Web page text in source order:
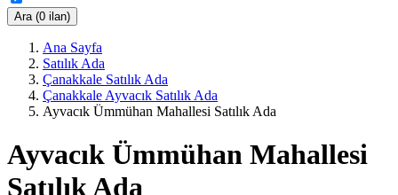
Ara (0 ilan)
Ana Sayfa
Satılık Ada
Çanakkale Satılık Ada
Çanakkale Ayvacık Satılık Ada
Ayvacık Ümmühan Mahallesi Satılık Ada
Ayvacık Ümmühan Mahallesi
Satılık Ada